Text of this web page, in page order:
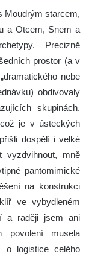
Moudrým starcem,
a Otcem, Snem a
Precizně
prostor (a v
nebe
obdivovaly
skupinách.
je v ústeckých
dospělí i velké
vyzdvihnout, mně
pantomimické
na konstrukci
ve vybydleném
a raději jsem ani
povolení musela
o logistice celého